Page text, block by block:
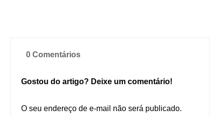
0 Comentários
Gostou do artigo? Deixe um comentário!
O seu endereço de e-mail não será publicado.